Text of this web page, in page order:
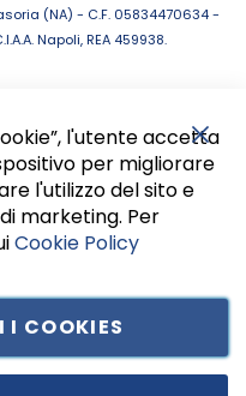
(NA) - C.F. 05834470634 -
Napoli, REA 459938.
l'utente accetta
per migliorare
l'utilizzo del sito e
marketing. Per
Cookie Policy
COOKIES